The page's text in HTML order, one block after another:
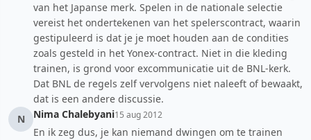
van het Japanse merk. Spelen in de nationale selectie
vereist het ondertekenen van het spelerscontract, waarin
gestipuleerd is dat je je moet houden aan de condities
zoals gesteld in het Yonex-contract. Niet in die kleding
trainen, is grond voor excommunicatie uit de BNL-kerk.
Dat BNL de regels zelf vervolgens niet naleeft of bewaakt,
dat is een andere discussie.
N
Nima Chalebyani15 aug 2012
En ik zeg dus, je kan niemand dwingen om te trainen